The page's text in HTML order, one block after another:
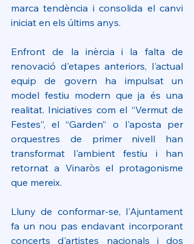
marca tendència i consolida el canvi
iniciat en els últims anys.
Enfront de la inèrcia i la falta de
renovació d'etapes anteriors, l'actual
equip de govern ha impulsat un
model festiu modern que ja és una
realitat. Iniciatives com el “Vermut de
Festes”, el “Garden” o l'aposta per
orquestres de primer nivell han
transformat l'ambient festiu i han
retornat a Vinaròs el protagonisme
que mereix.
Lluny de conformar-se, l'Ajuntament
fa un nou pas endavant incorporant
concerts d'artistes nacionals i dos